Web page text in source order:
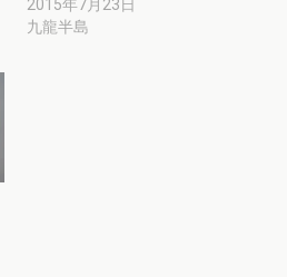
2015年7月23日
九龍半島